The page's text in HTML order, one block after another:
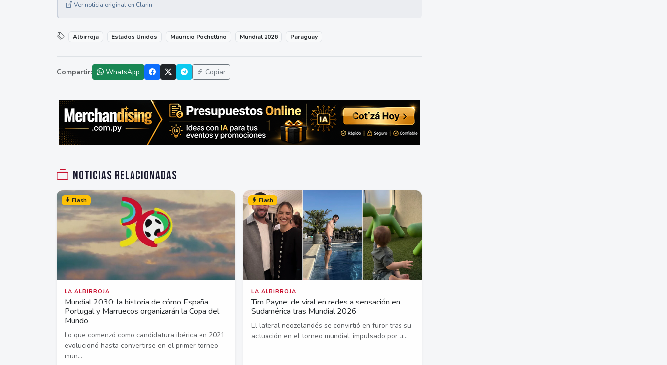
Ver noticia original en Clarin
Albirroja Estados Unidos Mauricio Pochettino Mundial 2026 Paraguay
Compartir: WhatsApp Copiar
Noticias relacionadas
Flash
LA ALBIRROJA
Mundial 2030: la historia de cómo España,
Portugal y Marruecos organizarán la Copa del
Mundo
Lo que comenzó como candidatura ibérica en 2021
evolucionó hasta convertirse en el primer torneo
mun...
Flash
LA ALBIRROJA
Tim Payne: de viral en redes a sensación en
Sudamérica tras Mundial 2026
El lateral neozelandés se convirtió en furor tras su
actuación en el torneo mundial, impulsado por u...